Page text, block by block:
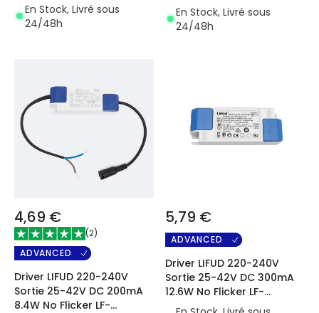
En Stock, Livré sous
24/48h
En Stock, Livré sous
24/48h
4,69 €
(2)
ADVANCED
Driver LIFUD 220-240V
Sortie 25-42V DC 200mA
8.4W No Flicker LF-
5,79 €
ADVANCED
Driver LIFUD 220-240V
Sortie 25-42V DC 300mA
12.6W No Flicker LF-
GIR013YS0300H